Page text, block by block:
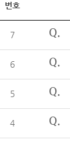
번호
7 Q.
6 Q.
5 Q.
4 Q.